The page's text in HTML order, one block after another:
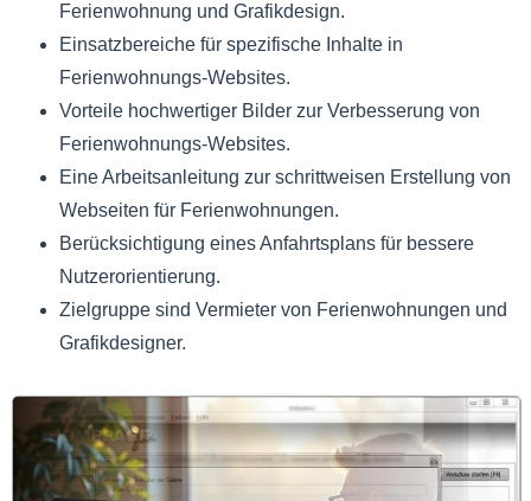
Ferienwohnung und Grafikdesign.
Einsatzbereiche für spezifische Inhalte in
Ferienwohnungs-Websites.
Vorteile hochwertiger Bilder zur Verbesserung von
Ferienwohnungs-Websites.
Eine Arbeitsanleitung zur schrittweisen Erstellung von
Webseiten für Ferienwohnungen.
Berücksichtigung eines Anfahrtsplans für bessere
Nutzerorientierung.
Zielgruppe sind Vermieter von Ferienwohnungen und
Grafikdesigner.